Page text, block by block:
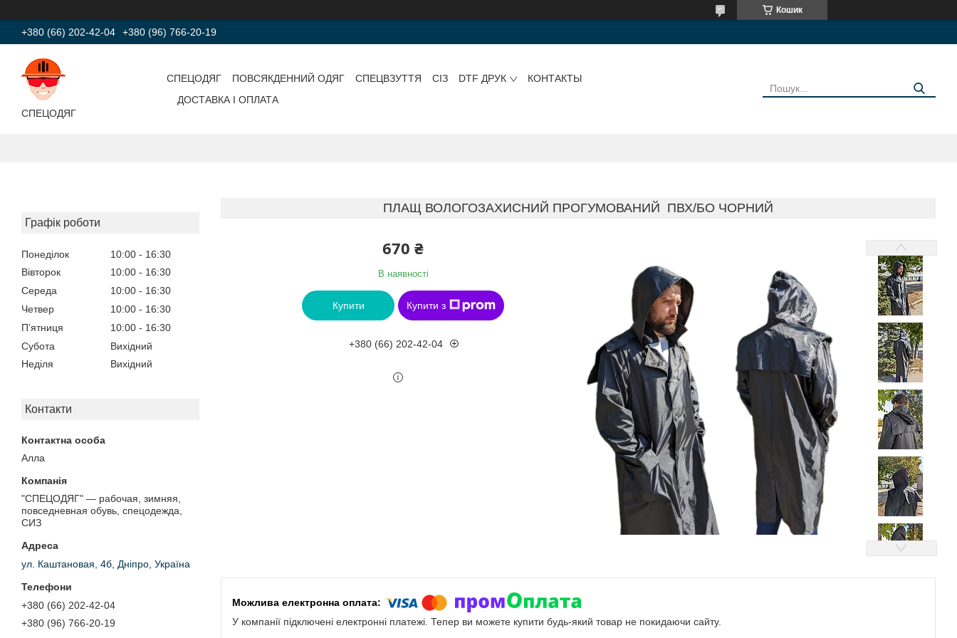
Кошик
+380 (66) 202-42-04 +380 (96) 766-20-19
СПЕЦОДЯГ
СПЕЦОДЯГ ПОВСЯКДЕННИЙ ОДЯГ СПЕЦВЗУТТЯ СІЗ DTF ДРУК
КОНТАКТЫ
ДОСТАВКА І ОПЛАТА
Графік роботи
Понеділок 10:00
16:30
Вівторок
10:00
16:30
Середа
10:00
16:30
Четвер
10:00
16:30
Пʼятниця
10:00
16:30
Субота
Вихідний
Неділя
Вихідний
Контакти
Алла
"СПЕЦОДЯГ" — рабочая, зимняя,
повседневная обувь, спецодежда,
СИЗ
ул. Каштановая, 4б, Дніпро, Україна
+380 (66) 202-42-04
+380 (96) 766-20-19
ПЛАЩ ВОЛОГОЗАХИСНИЙ ПРОГУМОВАНИЙ ПВХ/БО ЧОРНИЙ
670 ₴
В наявності
Купити Купити з
+380 (66) 202-42-04
У компанії підключені електронні платежі. Тепер ви можете купити будь-який товар не покидаючи сайту.